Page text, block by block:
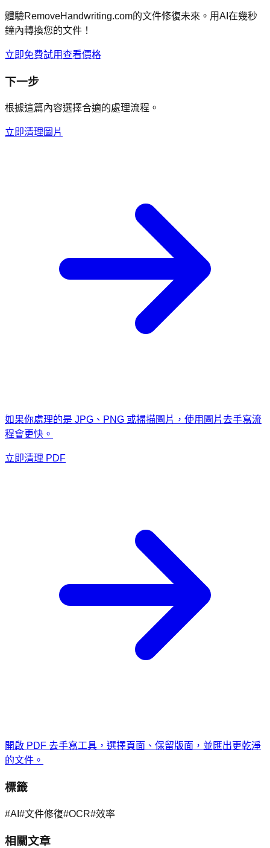
體驗RemoveHandwriting.com的文件修復未來。用AI在幾秒
鐘內轉換您的文件！
立即免費試用 查看價格
下一步
根據這篇內容選擇合適的處理流程。
立即清理圖片
如果你處理的是 JPG、PNG 或掃描圖片，使用圖片去手寫流
程會更快。
立即清理 PDF
開啟 PDF 去手寫工具，選擇頁面、保留版面，並匯出更乾淨
的文件。
標籤
#AI #文件修復#OCR#效率
相關文章